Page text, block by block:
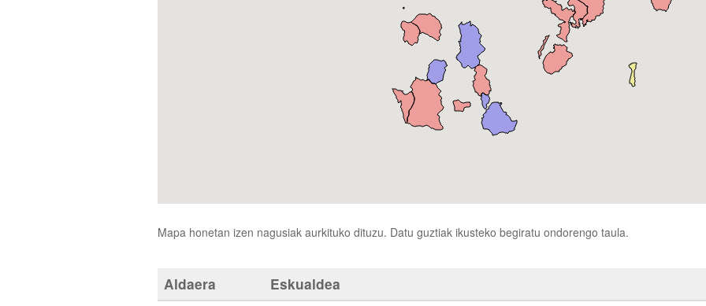
Mapa honetan izen nagusiak aurkituko dituzu. Datu guztiak ikusteko begiratu ondorengo taula.
Aldaera Eskualdea